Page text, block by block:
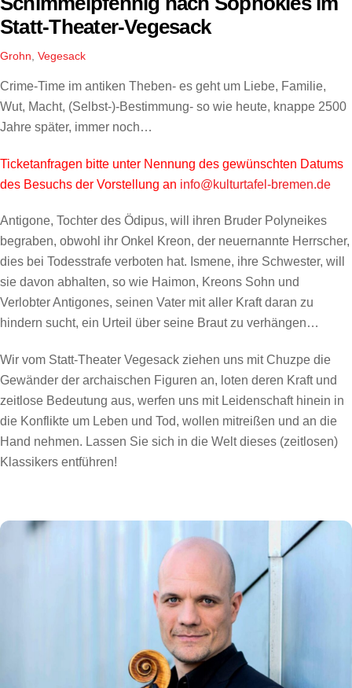
Statt-Theater-Vegesack
Grohn Vegesack
Crime-Time im antiken Theben- es geht um Liebe, Familie,
Wut, Macht, (Selbst-)-Bestimmung- so wie heute, knappe 2500
Jahre später, immer noch…
Ticketanfragen bitte unter Nennung des gewünschten Datums
des Besuchs der Vorstellung an info@kulturtafel-bremen.de
Antigone, Tochter des Ödipus, will ihren Bruder Polyneikes
begraben, obwohl ihr Onkel Kreon, der neuernannte Herrscher,
dies bei Todesstrafe verboten hat. Ismene, ihre Schwester, will
sie davon abhalten, so wie Haimon, Kreons Sohn und
Verlobter Antigones, seinen Vater mit aller Kraft daran zu
hindern sucht, ein Urteil über seine Braut zu verhängen…
Wir vom Statt-Theater Vegesack ziehen uns mit Chuzpe die
Gewänder der archaischen Figuren an, loten deren Kraft und
zeitlose Bedeutung aus, werfen uns mit Leidenschaft hinein in
die Konflikte um Leben und Tod, wollen mitreißen und an die
Hand nehmen. Lassen Sie sich in die Welt dieses (zeitlosen)
Klassikers entführen!